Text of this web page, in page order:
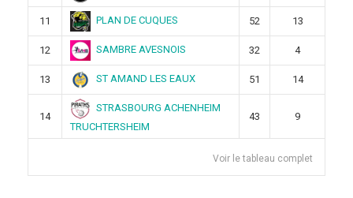
11 PLAN DE CUQUES 52 13
12 SAMBRE AVESNOIS 32 4
13 ST AMAND LES EAUX 51 14
14
STRASBOURG ACHENHEIM
TRUCHTERSHEIM
43 9
Voir le tableau complet